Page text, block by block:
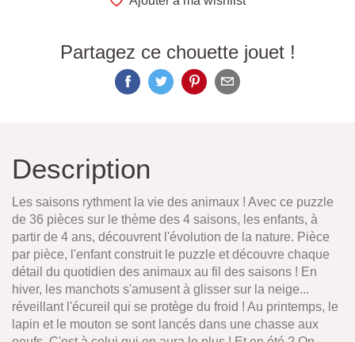
Partagez ce chouette jouet !
Description
Les saisons rythment la vie des animaux ! Avec ce puzzle
de 36 pièces sur le thème des 4 saisons, les enfants, à
partir de 4 ans, découvrent l'évolution de la nature. Pièce
par pièce, l'enfant construit le puzzle et découvre chaque
détail du quotidien des animaux au fil des saisons ! En
hiver, les manchots s'amusent à glisser sur la neige...
réveillant l'écureil qui se protège du froid ! Au printemps, le
lapin et le mouton se sont lancés dans une chasse aux